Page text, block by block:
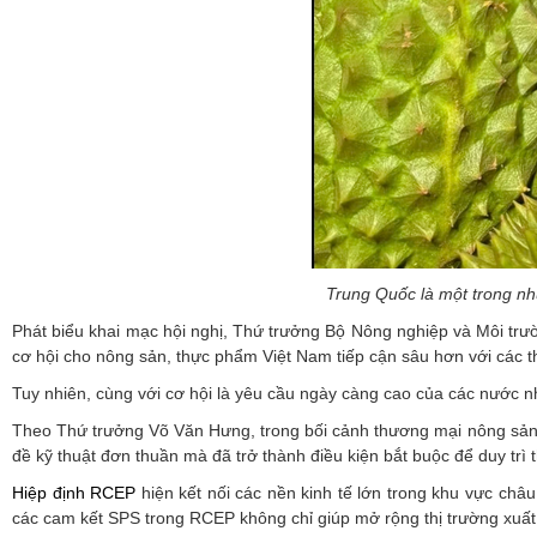
Trung Quốc là một trong
Phát biểu khai mạc hội nghị, Thứ trưởng Bộ Nông nghiệp và Môi
cơ hội cho nông sản, thực phẩm Việt Nam tiếp cận sâu hơn với các
Tuy nhiên, cùng với cơ hội là yêu cầu ngày càng cao của các nước
Theo Thứ trưởng Võ Văn Hưng, trong bối cảnh thương mại nông
đề kỹ thuật đơn thuần mà đã trở thành điều kiện bắt buộc để duy
Hiệp định RCEP hiện kết nối các nền kinh tế lớn trong khu vực
các cam kết SPS trong RCEP không chỉ giúp mở rộng thị trường